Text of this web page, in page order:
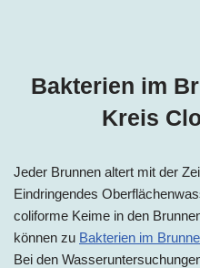
Bakterien im
Kreis
Jeder Brunnen altert mit der
Eindringendes
coliforme Keime in den
können zu Bakterien im
Bei den